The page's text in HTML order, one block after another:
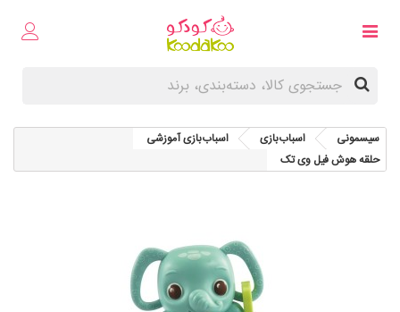
سیسمونی اسباب‌بازی
اسباب‌بازی آموزشی
حلقه هوش فیل وی تک